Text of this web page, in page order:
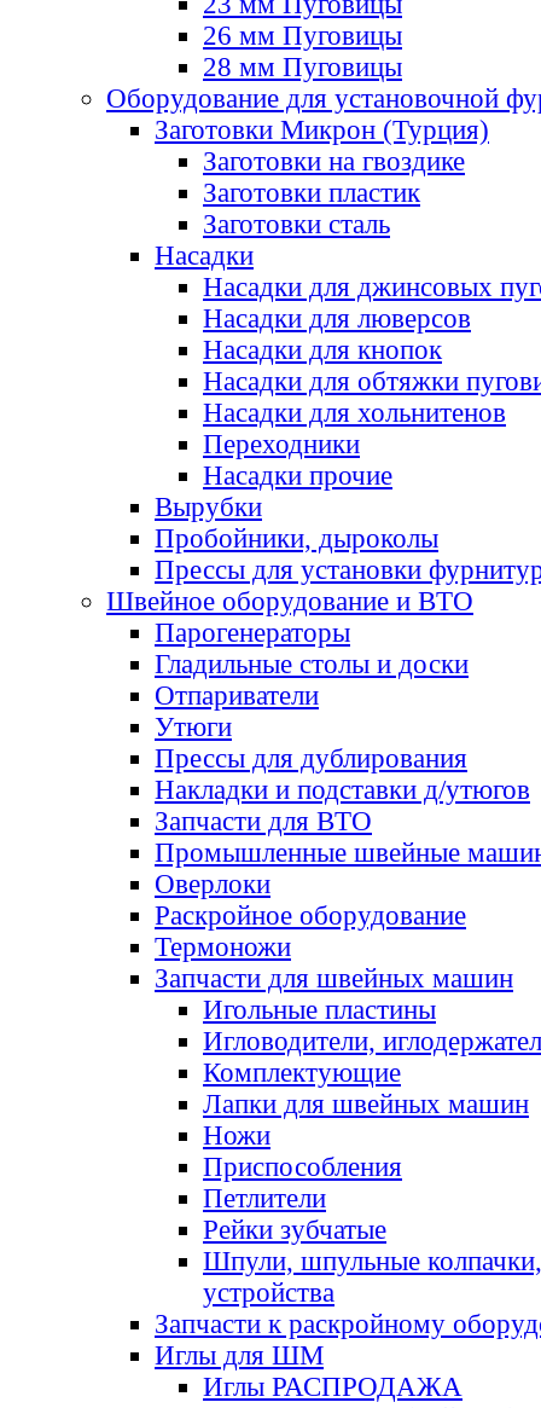
26 мм Пуговицы
28 мм Пуговицы
Оборудование для установочной
Заготовки Микрон (Турция)
Заготовки на гвоздике
Заготовки пластик
Заготовки сталь
Насадки
Насадки для джинсовых
Насадки для люверсов
Насадки для кнопок
Насадки для обтяжки
Насадки для хольнитенов
Переходники
Насадки прочие
Вырубки
Пробойники, дыроколы
Прессы для установки
Швейное оборудование и ВТО
Парогенераторы
Гладильные столы и доски
Отпариватели
Утюги
Прессы для дублирования
Накладки и подставки д/утюгов
Запчасти для ВТО
Промышленные швейные
Оверлоки
Раскройное оборудование
Термоножи
Запчасти для швейных машин
Игольные пластины
Игловодители,
Комплектующие
Лапки для швейных машин
Ножи
Приспособления
Петлители
Рейки зубчатые
Шпули, шпульные
устройства
Запчасти к раскройному
Иглы для ШМ
Иглы РАСПРОДАЖА